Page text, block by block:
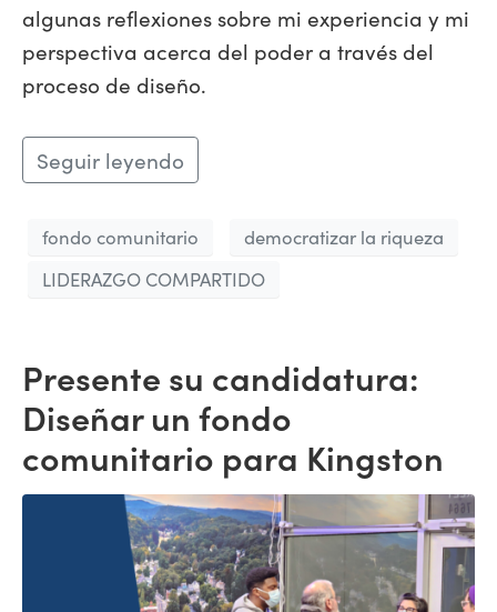
algunas reflexiones sobre mi experiencia y mi
perspectiva acerca del poder a través del
proceso de diseño.
Seguir leyendo
fondo comunitario
democratizar la riqueza
LIDERAZGO COMPARTIDO
Presente su candidatura:
Diseñar un fondo
comunitario para Kingston